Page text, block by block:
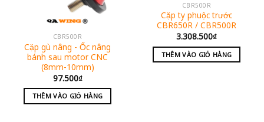
CBR500R
Cặp gù nâng - Ốc nâng
bánh sau motor CNC
(8mm-10mm)
97.500₫
THÊM VÀO GIỎ HÀNG
CBR500R
Cặp ty phuộc trước
CBR650R / CBR500R
3.308.500₫
THÊM VÀO GIỎ HÀNG